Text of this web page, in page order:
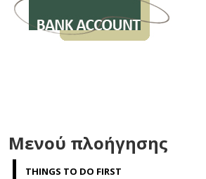
Μενού πλοήγησης
THINGS TO DO FIRST